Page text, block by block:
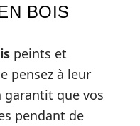
BOIS
peints et
pensez à leur
que vos
pendant de